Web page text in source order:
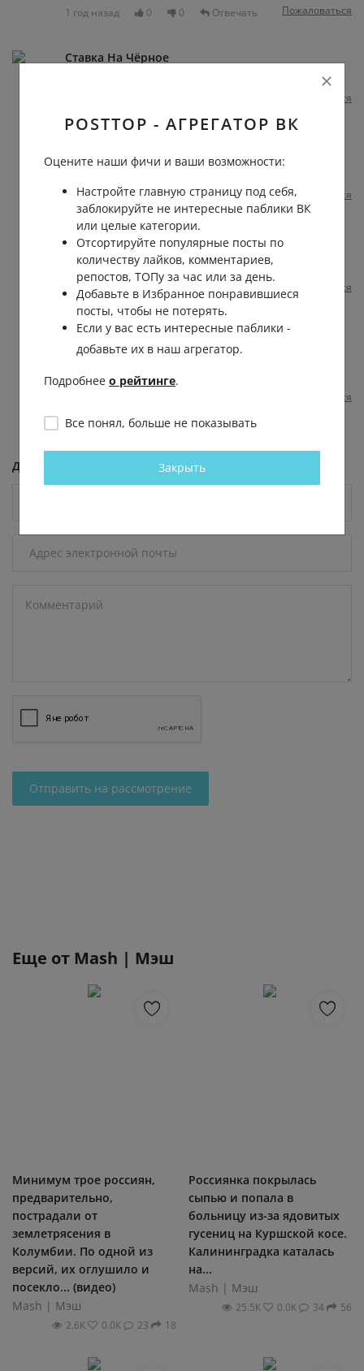
1 год назад 0 0 Отвечать Пожаловаться
Ставка На Чёрное
Пожаловаться
Скудоумие мешает до конца
1 год назад 0 0 Пожаловаться
Ставка На Чёрное
Mia, и че не так? Два балеруна за один
день
1 год назад 0 0 Пожаловаться
Александр Тарасов
Пожаловаться
Добавить комментарий
Отправить на рассмотрение
Еще от Mash | Мэш
Минимум трое россиян,
предварительно,
пострадали от
землетрясения в
Колумбии. По одной из
версий, их оглушило и
посекло... (видео)
Mash | Мэш
2.6К 0.0К 23 18
Россиянка покрылась
сыпью и попала в
больницу из-за ядовитых
гусениц на Куршской косе.
Калининградка каталась
на...
Mash | Мэш
25.5К 0.0К 34 56
POSTTOP - АГРЕГАТОР ВК
Оцените наши фичи и ваши возможности:
Настройте главную страницу под себя,
заблокируйте не интересные паблики ВК
или целые категории.
Отсортируйте популярные посты по
количеству лайков, комментариев,
репостов, ТОПу за час или за день.
Добавьте в Избранное понравившиеся
посты, чтобы не потерять.
Если у вас есть интересные паблики -
добавьте их в наш агрегатор.
Подробнее о рейтинге.
Все понял, больше не показывать
Закрыть